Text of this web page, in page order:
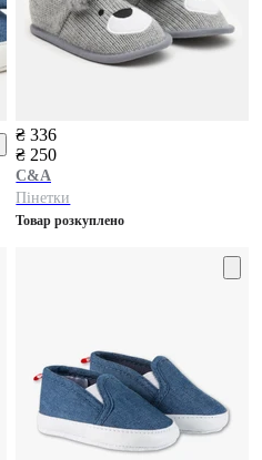
₴ 336
₴ 250
C&A
Пінетки
Товар розкуплено